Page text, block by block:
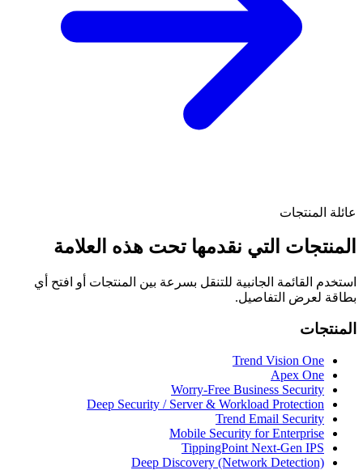
عائلة المنتجات
المنتجات التي نقدمها تحت هذه العلامة
استخدم القائمة الجانبية للتنقل بسرعة بين المنتجات أو افتح أي
بطاقة لعرض التفاصيل.
المنتجات
Trend Vision One
Apex One
Worry-Free Business Security
Deep Security / Server & Workload Protection
Trend Email Security
Mobile Security for Enterprise
TippingPoint Next-Gen IPS
Deep Discovery (Network Detection)